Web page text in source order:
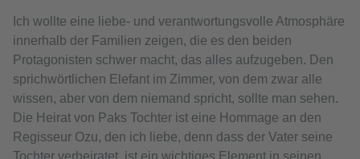
Ich wollte eine liebe- und verantwortungsvolle Atmosphäre
innerhalb der Familien zeigen, die es den beiden
Protagonisten schwer macht, das alles aufzugeben. Den
sprichwörtlichen Elefant im Zimmer, von dem zwar alle
wissen, aber von dem niemand spricht, sollte man sehen.
Die Heirat von Paks Tochter ist eine Hommage an den
Regisseur Ozu, den ich liebe, denn dass der Vater seine
Tochter verheiratet, ist ein wichtiges Element in seinen